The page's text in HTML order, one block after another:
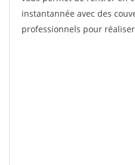
instantannée avec des
professionnels pour